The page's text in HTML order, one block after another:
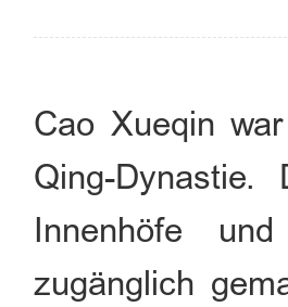
Cao Xueqin
Qing-
Innenhöfe
zugänglich